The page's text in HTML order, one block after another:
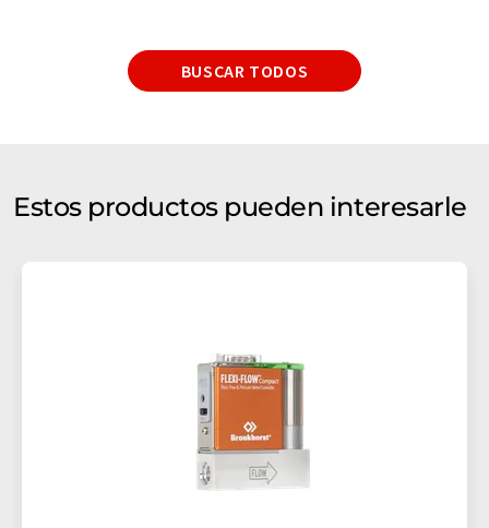
BUSCAR TODOS
Estos productos pueden interesarle